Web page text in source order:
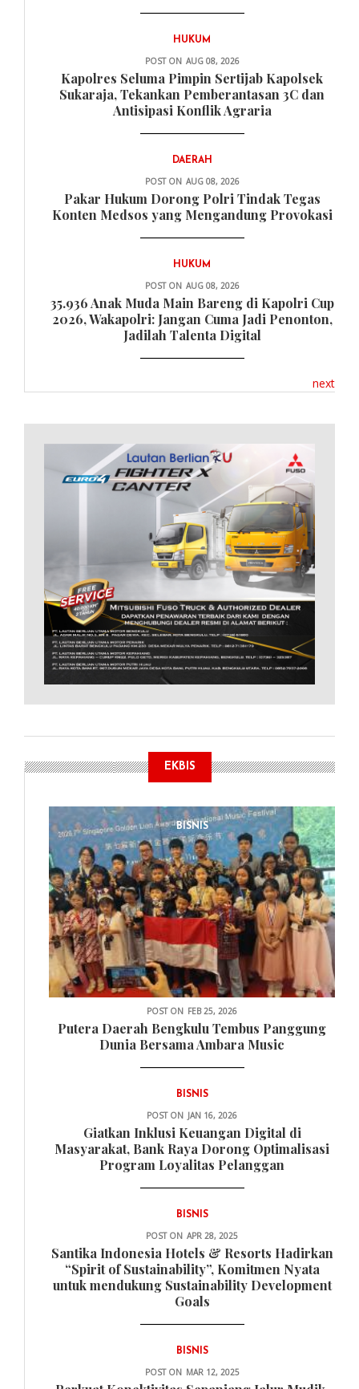
HUKUM
POST ON AUG 08, 2026
Kapolres Seluma Pimpin Sertijab Kapolsek
Sukaraja, Tekankan Pemberantasan 3C dan
Antisipasi Konflik Agraria
DAERAH
POST ON AUG 08, 2026
Pakar Hukum Dorong Polri Tindak Tegas
Konten Medsos yang Mengandung Provokasi
HUKUM
POST ON AUG 08, 2026
35.936 Anak Muda Main Bareng di Kapolri Cup
2026, Wakapolri: Jangan Cuma Jadi Penonton,
Jadilah Talenta Digital
next
EKBIS
BISNIS
POST ON FEB 25, 2026
Putera Daerah Bengkulu Tembus Panggung
Dunia Bersama Ambara Music
BISNIS
POST ON JAN 16, 2026
Giatkan Inklusi Keuangan Digital di
Masyarakat, Bank Raya Dorong Optimalisasi
Program Loyalitas Pelanggan
BISNIS
POST ON APR 28, 2025
Santika Indonesia Hotels & Resorts Hadirkan
“Spirit of Sustainability”, Komitmen Nyata
untuk mendukung Sustainability Development
Goals
BISNIS
POST ON MAR 12, 2025